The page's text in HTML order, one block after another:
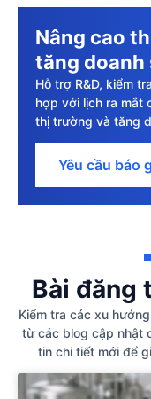
Nâng cao
tăng doanh
Hỗ trợ R&D, kiểm
hợp với lịch ra mắt
thị trường và tăng
Yêu cầu báo
Bài đăng
Kiểm tra các xu
từ các blog cập nhật
tin chi tiết mới để